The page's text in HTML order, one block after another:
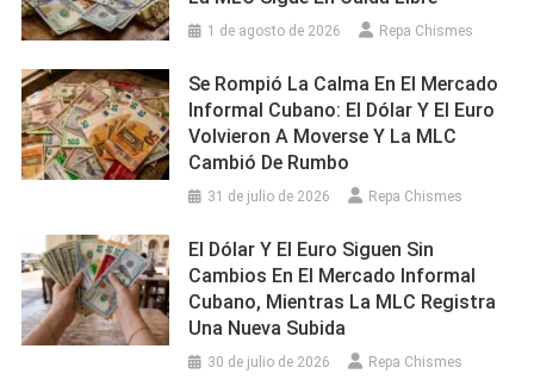
1 de agosto de 2026 Repa Chismes
Se Rompió La Calma En El Mercado
Informal Cubano: El Dólar Y El Euro
Volvieron A Moverse Y La MLC
Cambió De Rumbo
31 de julio de 2026 Repa Chismes
El Dólar Y El Euro Siguen Sin
Cambios En El Mercado Informal
Cubano, Mientras La MLC Registra
Una Nueva Subida
30 de julio de 2026 Repa Chismes